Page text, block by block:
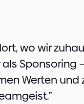
wo wir
Sponsoring
Werten